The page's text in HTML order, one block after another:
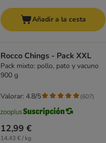
Añadir a la cesta
Rocco Chings - Pack XXL
Pack mixto: pollo, pato y vacuno
900 g
12,99 €
14,43 € / kg
Valorar: 4.8/5 (607)